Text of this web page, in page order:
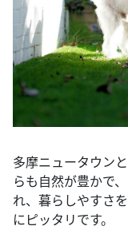
多摩ニュータウン
らも自然が豊かで
れ、暮らしやすさ
にピッタリです。